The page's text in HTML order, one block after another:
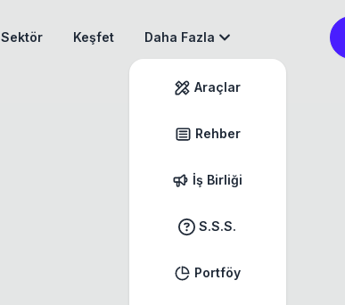
Sektör Keşfet Daha Fazla
Araçlar
Rehber
İş Birliği
S.S.S.
Portföy